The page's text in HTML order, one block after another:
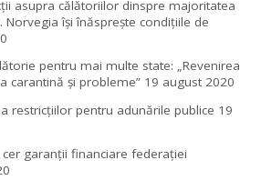
asupra călătoriilor dinspre majoritatea
Norvegia își înăsprește condițiile de
pentru mai multe state: „Revenirea
carantină şi probleme” 19 august 2020
restricțiilor pentru adunările publice 19
garanții financiare federației